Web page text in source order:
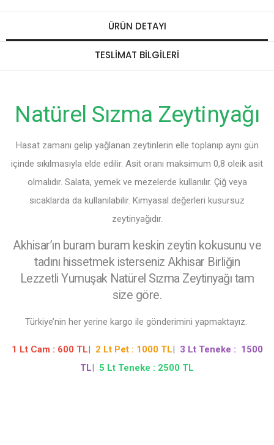
ÜRÜN DETAYI
TESLIMAT BILGILERI
Natürel Sızma Zeytinyağı
Hasat zamanı gelip yağlanan zeytinlerin elle toplanıp aynı gün
içinde sıkılmasıyla elde edilir. Asit oranı maksimum 0,8 oleik asit
olmalıdır. Salata, yemek ve mezelerde kullanılır. Çiğ veya
sıcaklarda da kullanılabilir. Kimyasal değerleri kusursuz
zeytinyağıdır.
Akhisar’ın buram buram keskin zeytin kokusunu ve
tadını hissetmek isterseniz Akhisar Birliğin
Lezzetli Yumuşak Natürel Sızma Zeytinyağı tam
size göre.
Türkiye’nin her yerine kargo ile gönderimini yapmaktayız.
1 Lt Cam : 600 TL| 2 Lt Pet : 1000 TL| 3 Lt Teneke : 1500
TL| 5 Lt Teneke : 2500 TL